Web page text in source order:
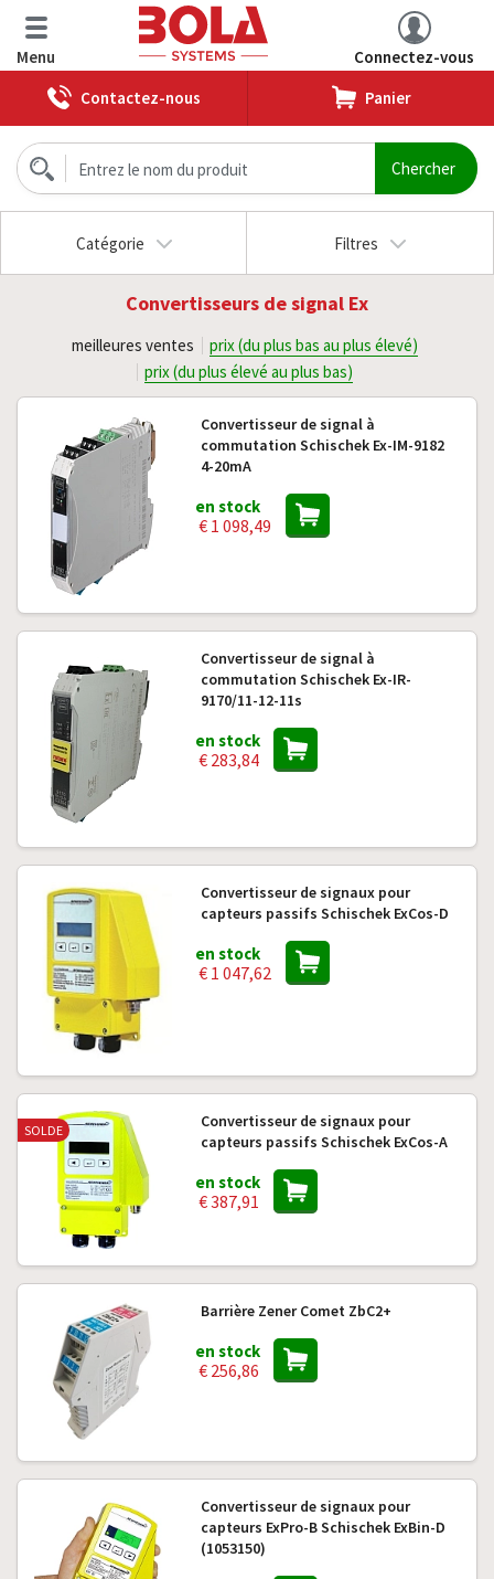
Menu
Connectez-vous
Contactez-nous
Panier
Catégorie Filtres
Convertisseurs de signal Ex
meilleures ventes
prix (du plus bas au plus élevé)
prix (du plus élevé au plus bas)
Convertisseur de signal à
commutation Schischek Ex-IM-9182
4-20mA
en stock
€ 1 098,49
Convertisseur de signal à
commutation Schischek Ex-IR-
9170/11-12-11s
en stock
€ 283,84
Convertisseur de signaux pour
capteurs passifs Schischek ExCos-D
en stock
€ 1 047,62
Convertisseur de signaux pour
capteurs passifs Schischek ExCos-A
en stock
€ 387,91
SOLDE
Barrière Zener Comet ZbC2+
en stock
€ 256,86
Convertisseur de signaux pour
capteurs ExPro-B Schischek ExBin-D
(1053150)